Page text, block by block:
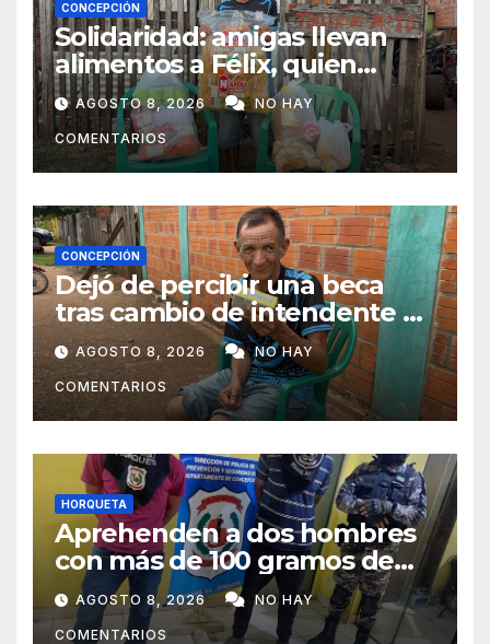
CONCEPCIÓN
Solidaridad: amigas llevan
alimentos a Félix, quien
ahora vende caramelos para
subsistir
AGOSTO 8, 2026 NO HAY
COMENTARIOS
CONCEPCIÓN
Dejó de percibir una beca
tras cambio de intendente y
ahora vende caramelos para
subsistir
AGOSTO 8, 2026 NO HAY
COMENTARIOS
HORQUETA
Aprehenden a dos hombres
con más de 100 gramos de
supuesta marihuana en
Horqueta
AGOSTO 8, 2026 NO HAY
COMENTARIOS